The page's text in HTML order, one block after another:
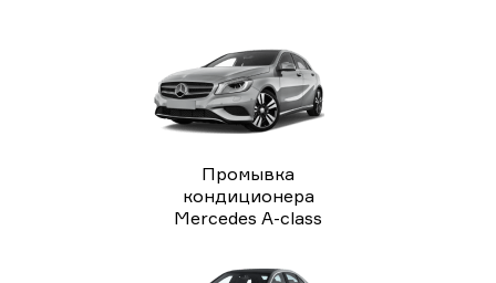
Промывка
кондиционера
Mercedes A-class